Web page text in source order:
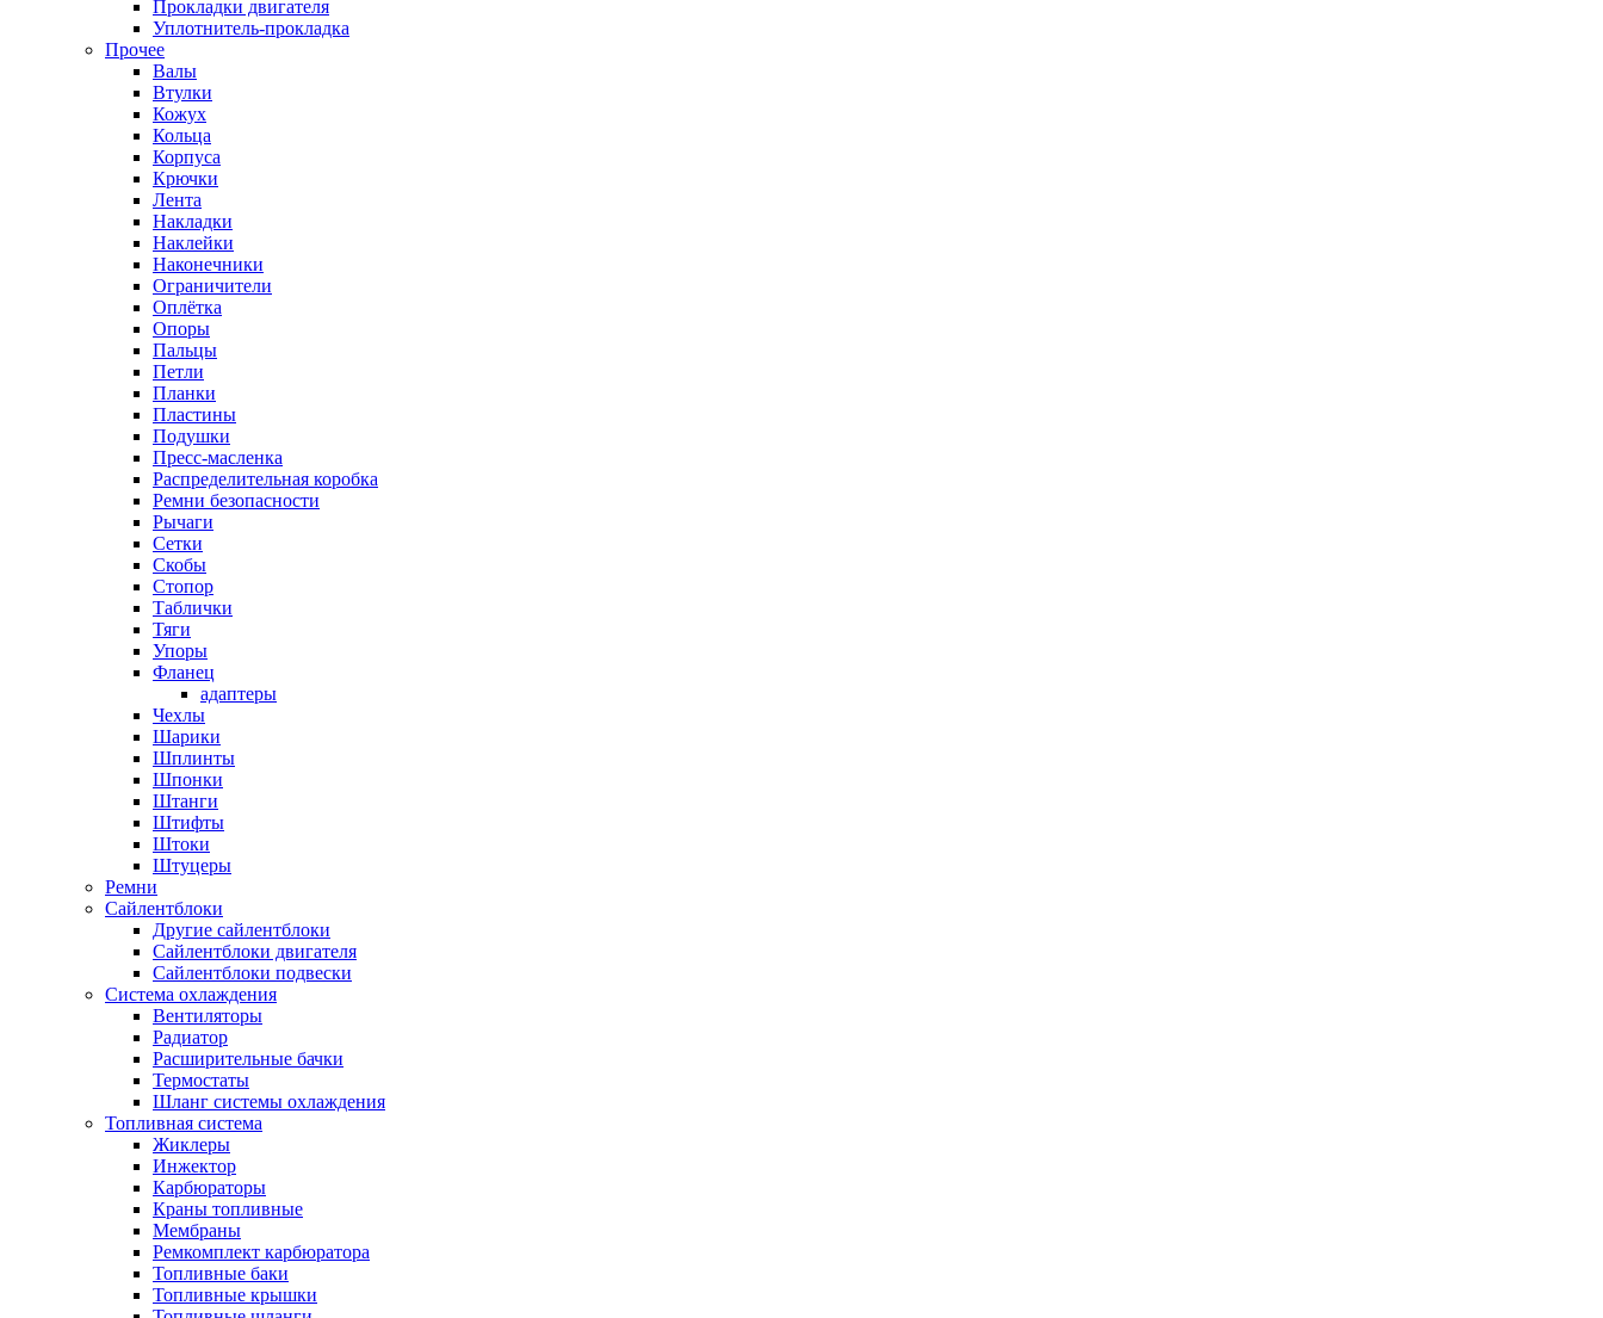
Прокладки двигателя
Уплотнитель-прокладка
Прочее
Валы
Втулки
Кожух
Кольца
Корпуса
Крючки
Лента
Накладки
Наклейки
Наконечники
Ограничители
Оплётка
Опоры
Пальцы
Петли
Планки
Пластины
Подушки
Пресс-масленка
Распределительная коробка
Ремни безопасности
Рычаги
Сетки
Скобы
Стопор
Таблички
Тяги
Упоры
Фланец
адаптеры
Чехлы
Шарики
Шплинты
Шпонки
Штанги
Штифты
Штоки
Штуцеры
Ремни
Сайлентблоки
Другие сайлентблоки
Сайлентблоки двигателя
Сайлентблоки подвески
Система охлаждения
Вентиляторы
Радиатор
Расширительные бачки
Термостаты
Шланг системы охлаждения
Топливная система
Жиклеры
Инжектор
Карбюраторы
Краны топливные
Мембраны
Ремкомплект карбюратора
Топливные баки
Топливные крышки